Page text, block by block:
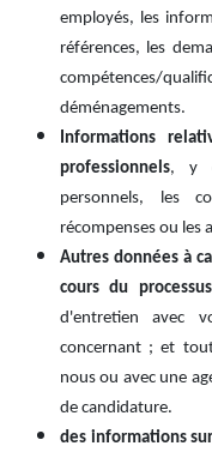
employés, les
références, les
compétences/
déménagements.
Informations
professionnels, y
personnels, les
récompenses ou les
Autres données à
cours du
d'entretien avec
concernant ; et
nous ou avec une
de candidature.
des informations